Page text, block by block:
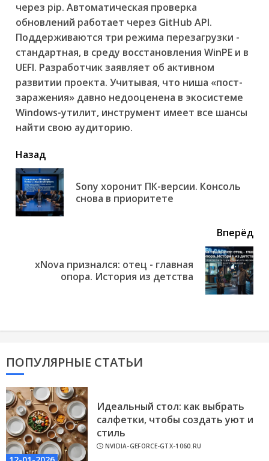
через pip. Автоматическая проверка
обновлений работает через GitHub API.
Поддерживаются три режима перезагрузки -
стандартная, в среду восстановления WinPE и в
UEFI. Разработчик заявляет об активном
развитии проекта. Учитывая, что ниша «пост-
заражения» давно недооценена в экосистеме
Windows-утилит, инструмент имеет все шансы
найти свою аудиторию.
читать
еще
Назад
Sony хоронит ПК-версии. Консоль
снова в приоритете
Вперёд
NextxNova признался: отец - главная
опора. История из детства
ПОПУЛЯРНЫЕ СТАТЬИ
Идеальный стол: как выбрать
салфетки, чтобы создать уют и
стиль
NVIDIA-GEFORCE-GTX-1060.RU